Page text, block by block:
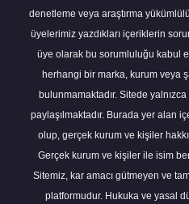
denetleme veya araştırma
üyelerimiz yazdıkları içeriklerin
üye olarak bu sorumluluğu kabul
herhangi bir marka, kurum veya
bulunmamaktadır. Sitede
paylaşılmaktadır. Burada yer alan
olup, gerçek kurum ve kişiler
Gerçek kurum ve kişiler ile isim
Sitemiz, kar amacı gütmeyen ve
platformudur. Hukuka ve yasal